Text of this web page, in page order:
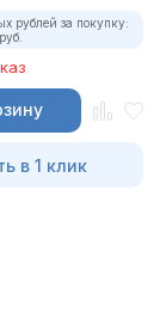
рублей за покупку:
руб.
в 1 клик